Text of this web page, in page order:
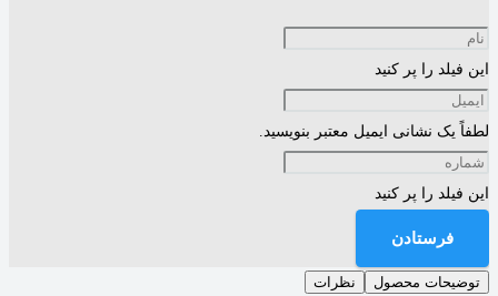
این فیلد را پر کنید
لطفاً یک نشانی ایمیل معتبر بنویسید.
این فیلد را پر کنید
فرستادن
توضیحات محصول
نظرات